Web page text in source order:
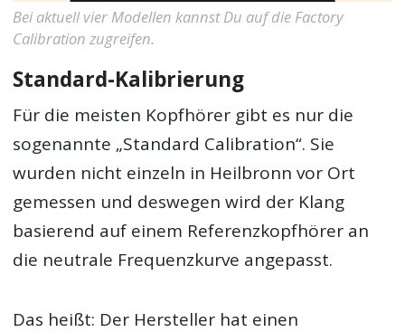
Bei aktuell vier Modellen kannst Du auf die Factory
Calibration zugreifen.
Standard-Kalibrierung
Für die meisten Kopfhörer gibt es nur die
sogenannte „Standard Calibration“. Sie
wurden nicht einzeln in Heilbronn vor Ort
gemessen und deswegen wird der Klang
basierend auf einem Referenzkopfhörer an
die neutrale Frequenzkurve angepasst.
Das heißt: Der Hersteller hat einen